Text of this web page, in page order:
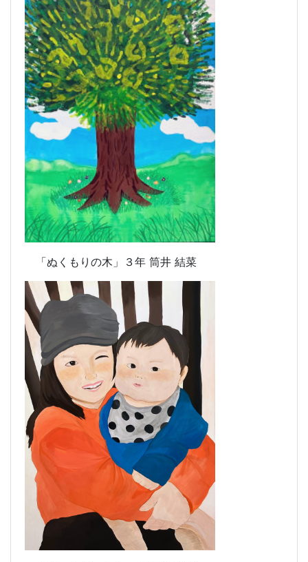
「ぬくもりの木」 ３年 筒井 結菜